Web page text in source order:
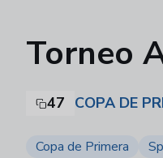
Torneo
47 COPA DE
Copa de Primera